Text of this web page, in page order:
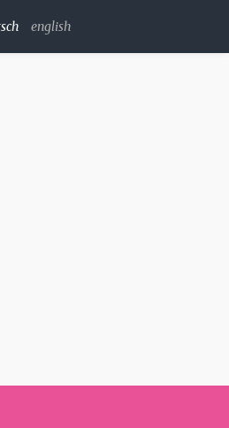
english